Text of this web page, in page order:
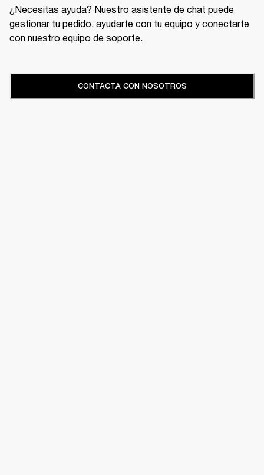
¿Necesitas ayuda? Nuestro asistente de chat puede
gestionar tu pedido, ayudarte con tu equipo y conectarte
con nuestro equipo de soporte.
CONTACTA CON NOSOTROS